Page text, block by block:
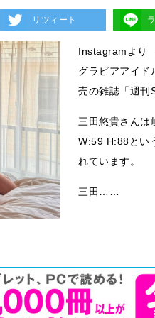
リツィート
Instagramより
グラビアアイド
売の雑誌「週刊
三田悠貴さんは
W:59 H:88とい
れています。
三田……